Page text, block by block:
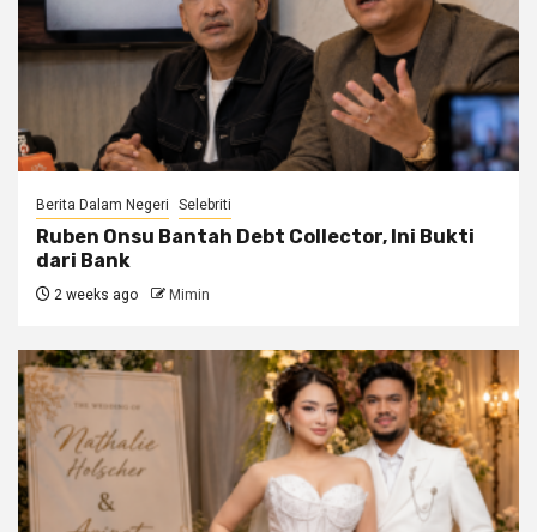
Berita Dalam Negeri Selebriti
Ruben Onsu Bantah Debt Collector, Ini Bukti
dari Bank
2 weeks ago Mimin